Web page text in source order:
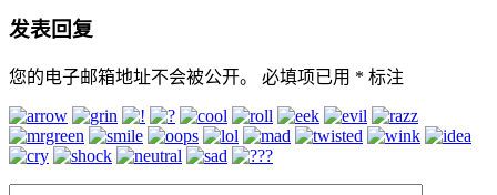
发表回复
您的电子邮箱地址不会被公开。 必填项已用 * 标注